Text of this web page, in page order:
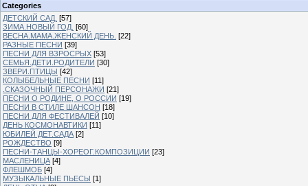
Categories
ДЕТСКИЙ САД. [57]
ЗИМА.НОВЫЙ ГОД. [60]
ВЕСНА.МАМА.ЖЕНСКИЙ ДЕНЬ. [22]
РАЗНЫЕ ПЕСНИ [39]
ПЕСНИ ДЛЯ ВЗРОСРЫХ [53]
СЕМЬЯ.ДЕТИ.РОДИТЕЛИ [30]
ЗВЕРИ.ПТИЦЫ [42]
КОЛЫБЕЛЬНЫЕ ПЕСНИ [11]
.СКАЗОЧНЫЙ ПЕРСОНАЖИ [21]
ПЕСНИ О РОДИНЕ, О РОССИИ [19]
ПЕСНИ В СТИЛЕ ШАНСОН [18]
ПЕСНИ ДЛЯ ФЕСТИВАЛЕЙ [10]
ДЕНЬ КОСМОНАВТИКИ [11]
ЮБИЛЕЙ ДЕТ.САДА [2]
РОЖДЕСТВО [9]
ПЕСНИ-ТАНЦЫ-ХОРЕОГ.КОМПОЗИЦИИ [23]
МАСЛЕНИЦА [4]
ФЛЕШМОБ [4]
МУЗЫКАЛЬНЫЕ ПЬЕСЫ [1]